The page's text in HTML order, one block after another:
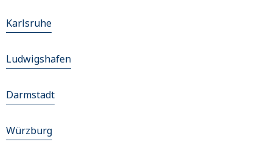
Karlsruhe
Ludwigshafen
Darmstadt
Würzburg